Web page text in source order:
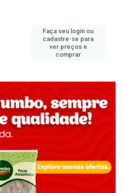
Faça seu login ou
cadastre-se para
ver preços e
comprar